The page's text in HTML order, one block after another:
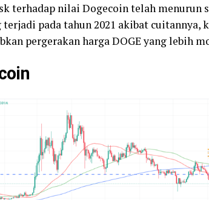
terhadap nilai Dogecoin telah menurun
pada tahun 2021 akibat cuitannya,
pergerakan harga DOGE yang lebih